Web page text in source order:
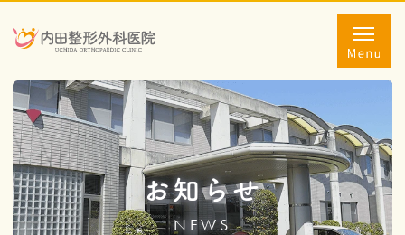
お知らせ
NEWS